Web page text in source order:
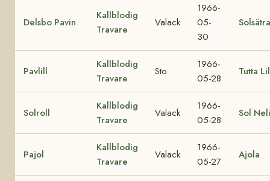
Delsbo Pavin
Kallblodig
Travare
Valack
1966-
05-
30
Solsätra
Pavlill
Kallblodig
Travare
Sto
1966-
05-28
Tutta
Solroll
Kallblodig
Travare
Valack
1966-
05-28
Sol Neli
Pajol
Kallblodig
Travare
Valack
1966-
05-27
Ajola